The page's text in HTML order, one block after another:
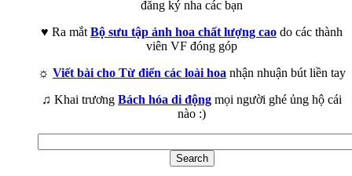
đăng ký nha các bạn
♥ Ra mắt Bộ sưu tập ảnh hoa chất lượng cao do các thành
viên VF đóng góp
☼ Viết bài cho Từ điển các loài hoa nhận nhuận bút liền tay
♫ Khai trương Bách hóa di động mọi người ghé ủng hộ cái
nào :)